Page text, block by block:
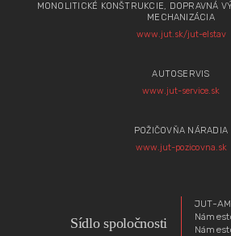
MONOLITICKÉ KONŠTRUKCIE, DOPRAVNÁ
MECHANIZÁCIA
www.jut.sk/jut-elstav
AUTOSERVIS
www.jut-service.sk
POŽIČOVŇA NÁRADIA
www.jut-pozicovna.sk
Sídlo spoločnosti
JUT-